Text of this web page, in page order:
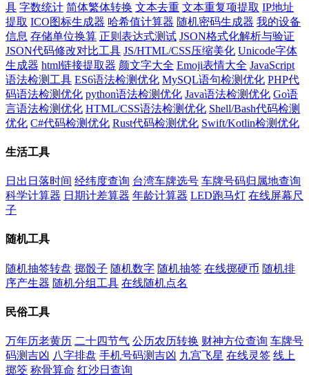
具 字数统计 简体繁体转换 文本去重 文本重复项提取 IP地址
提取 ICO图标生成器 哈希值计算器 随机密码生成器 我的设备
信息 存储单位换算 正则表达式测试 JSON格式化解析与验证
JSON代码修改对比工具 JS/HTML/CSS压缩美化 Unicode字体
生成器 html链接提取器 颜文字大全 Emoji表情大全 JavaScript
语法检测工具 ES6语法检测优化 MySQL语句检测优化 PHP代
码语法检测优化 python语法检测优化 Java语法检测优化 Go语
言语法检测优化 HTML/CSS语法检测优化 Shell/Bash代码检测
优化 C#代码检测优化 Rust代码检测优化 Swift/Kotlin检测优化
生活工具
日出日落时间 经纬度查询 台湾车牌选号 车牌号码归属地查询
科学计算器 日期计差算器 年龄计算器 LED跑马灯 在线屏幕尺
子
随机工具
随机抽签转盘 掷骰子 随机数字 随机抽签 在线掷硬币 随机排
序产生器 随机分组工具 在线随机点名
民俗工具
万年历老黄历 二十四节气 公历农历转换 财神方位查询 车牌号
码测吉凶 八字排盘 手机号码测吉凶 九宫飞星 在线灵签 线上
掷筊 称骨算命 红沙日查询